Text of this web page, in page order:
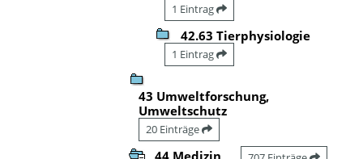
1 Eintrag
42.63 Tierphysiologie
1 Eintrag
43 Umweltforschung,
Umweltschutz
20 Einträge
44 Medizin